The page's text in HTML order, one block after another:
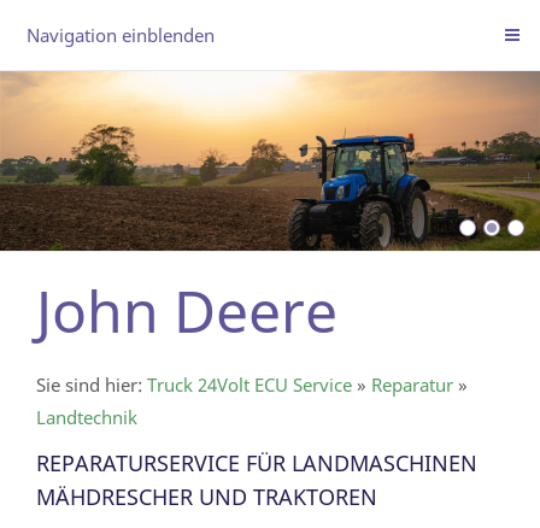
Navigation einblenden
John Deere
Sie sind hier: Truck 24Volt ECU Service » Reparatur »
Landtechnik
REPARATURSERVICE FÜR LANDMASCHINEN
MÄHDRESCHER UND TRAKTOREN